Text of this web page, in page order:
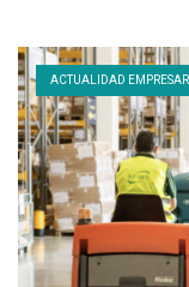
ACTUALIDAD